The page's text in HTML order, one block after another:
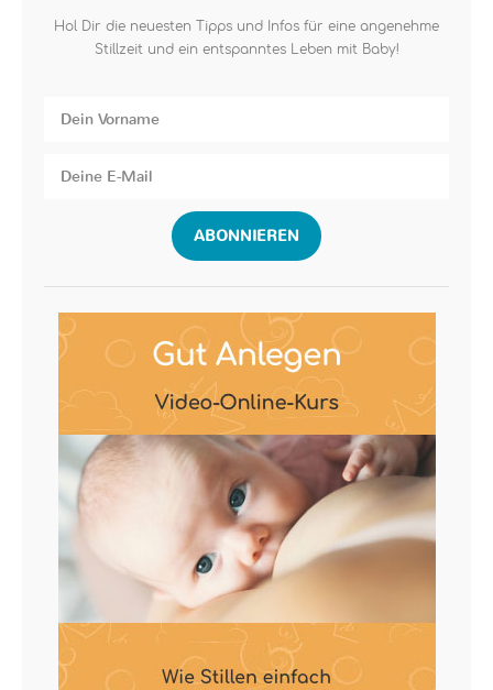
Hol Dir die neuesten Tipps und Infos für eine angenehme
Stillzeit und ein entspanntes Leben mit Baby!
ABONNIEREN